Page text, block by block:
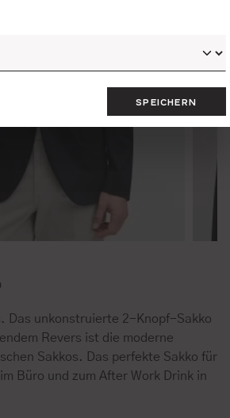
Das unkonstruierte 2-Knopf-Sakko
Revers ist die moderne
Sakkos. Das perfekte Sakko für
Büro und zum After Work Drink in
SPEICHERN